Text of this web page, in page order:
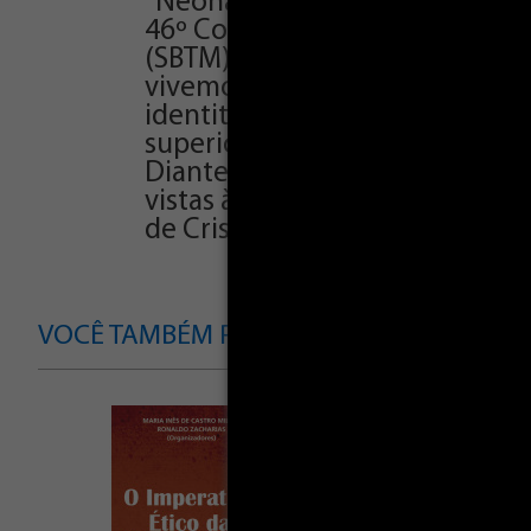
46º Congresso Brasileiro de
(SBTM). Os diversos artigos
vivemos no mundo atual,
identitária, real ou artificial.
superiores e com a missão de
Diante desse contexto, o
vistas à justiça, com base no
de Cristo, presente no rosto
VOCÊ TAMBÉM PODE SE INTERESSAR POR